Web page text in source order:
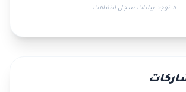
لا توجد بيانات سجل انتقالات.